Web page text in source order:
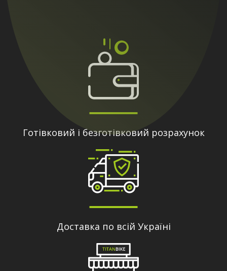
Готівковий і безготівковий розрахунок
Доставка по всій Україні